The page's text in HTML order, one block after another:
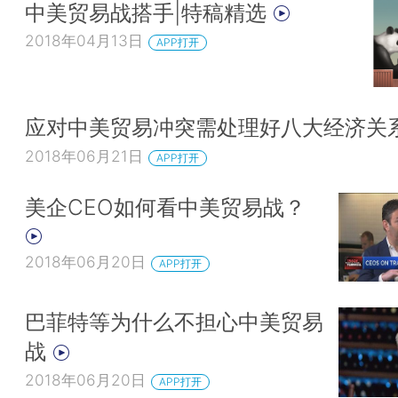
中美贸易战搭手|特稿精选
2018年04月13日 APP打开
应对中美贸易冲突需处理好八大经济关
2018年06月21日 APP打开
美企CEO如何看中美贸易战？
2018年06月20日 APP打开
巴菲特等为什么不担心中美贸易
战
2018年06月20日 APP打开